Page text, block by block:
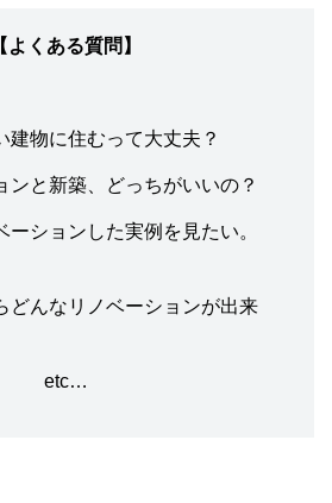
【よくある質問】
物に住むって大丈夫？
と新築、どっちがいいの？
ションした実例を見たい。
んなリノベーションが出来
etc…